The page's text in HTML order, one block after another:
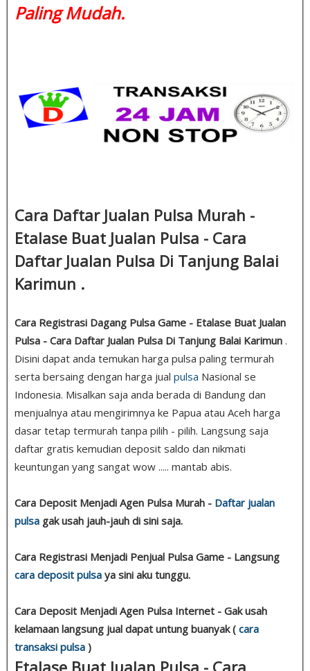
Paling Mudah.
Cara Daftar Jualan Pulsa Murah -
Etalase Buat Jualan Pulsa - Cara
Daftar Jualan Pulsa Di Tanjung Balai
Karimun .
Cara Registrasi Dagang Pulsa Game - Etalase Buat Jualan
Pulsa - Cara Daftar Jualan Pulsa Di Tanjung Balai Karimun .
Disini dapat anda temukan harga pulsa paling termurah
serta bersaing dengan harga jual pulsa Nasional se
Indonesia. Misalkan saja anda berada di Bandung dan
menjualnya atau mengirimnya ke Papua atau Aceh harga
dasar tetap termurah tanpa pilih - pilih. Langsung saja
daftar gratis kemudian deposit saldo dan nikmati
keuntungan yang sangat wow ..... mantab abis.
Cara Deposit Menjadi Agen Pulsa Murah - Daftar jualan
pulsa gak usah jauh-jauh di sini saja.
Cara Registrasi Menjadi Penjual Pulsa Game - Langsung
cara deposit pulsa ya sini aku tunggu.
Cara Deposit Menjadi Agen Pulsa Internet - Gak usah
kelamaan langsung jual dapat untung buanyak ( cara
transaksi pulsa )
Etalase Buat Jualan Pulsa - Cara